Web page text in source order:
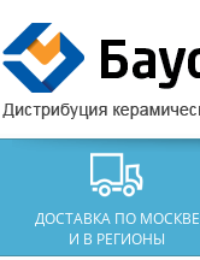
ДОСТАВКА ПО МОСКВЕ
И В РЕГИОНЫ